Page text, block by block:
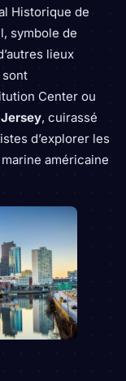
Historique de
symbole de
lieux
sont
Center ou
, cuirassé
d’explorer les
américaine